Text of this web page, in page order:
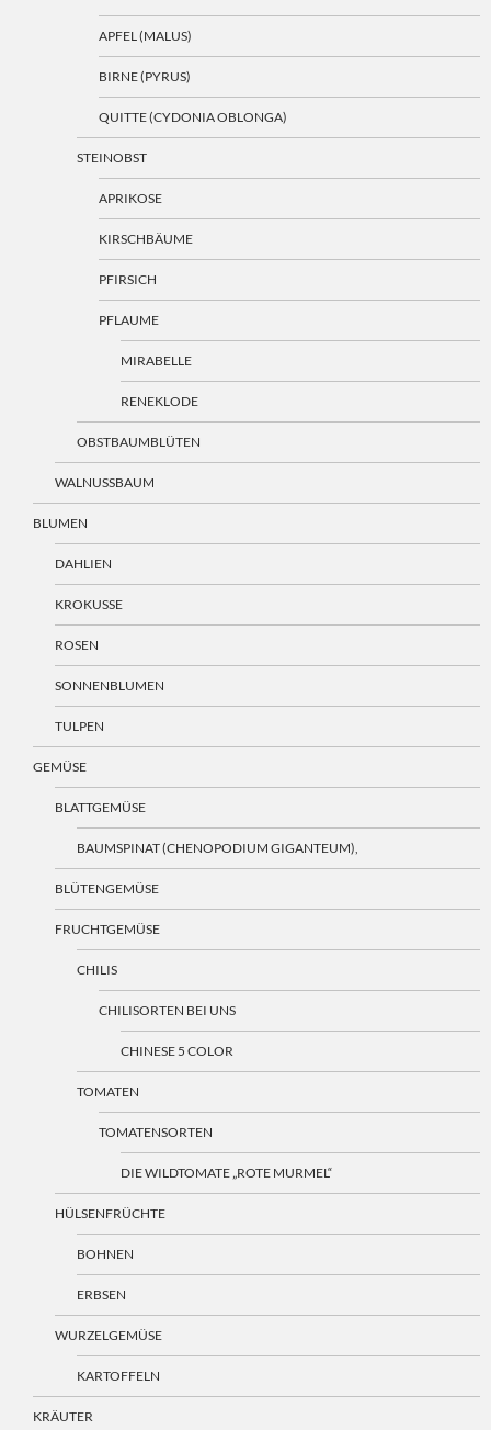
APFEL (MALUS)
BIRNE (PYRUS)
QUITTE (CYDONIA OBLONGA)
STEINOBST
APRIKOSE
KIRSCHBÄUME
PFIRSICH
PFLAUME
MIRABELLE
RENEKLODE
OBSTBAUMBLÜTEN
WALNUSSBAUM
BLUMEN
DAHLIEN
KROKUSSE
ROSEN
SONNENBLUMEN
TULPEN
GEMÜSE
BLATTGEMÜSE
BAUMSPINAT (CHENOPODIUM GIGANTEUM),
BLÜTENGEMÜSE
FRUCHTGEMÜSE
CHILIS
CHILISORTEN BEI UNS
CHINESE 5 COLOR
TOMATEN
TOMATENSORTEN
DIE WILDTOMATE „ROTE MURMEL“
HÜLSENFRÜCHTE
BOHNEN
ERBSEN
WURZELGEMÜSE
KARTOFFELN
KRÄUTER